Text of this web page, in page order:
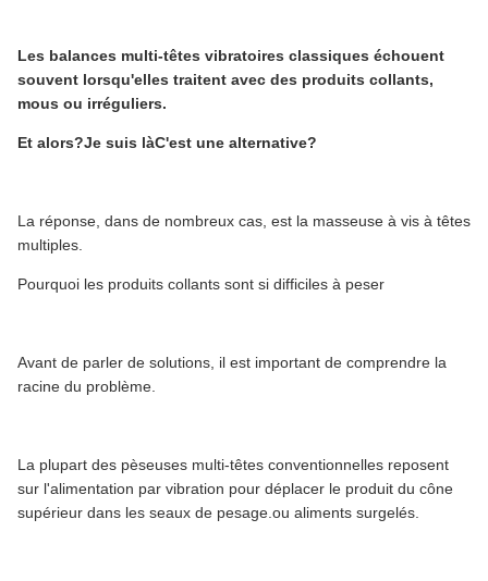
Les balances multi-têtes vibratoires classiques échouent
souvent lorsqu'elles traitent avec des produits collants,
mous ou irréguliers.
Et alors?Je suis làC'est une alternative?
La réponse, dans de nombreux cas, est la masseuse à vis à têtes
multiples.
Pourquoi les produits collants sont si difficiles à peser
Avant de parler de solutions, il est important de comprendre la
racine du problème.
La plupart des pèseuses multi-têtes conventionnelles reposent
sur l'alimentation par vibration pour déplacer le produit du cône
supérieur dans les seaux de pesage.ou aliments surgelés.